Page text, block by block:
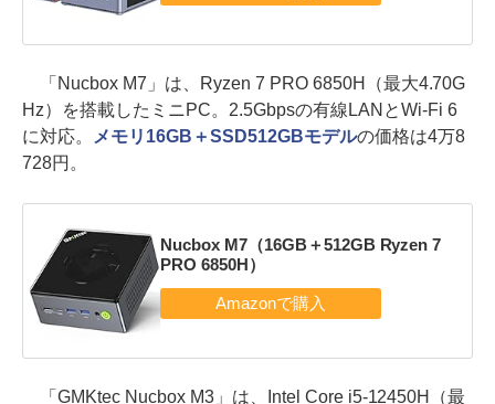
「Nucbox M7」は、Ryzen 7 PRO 6850H（最大4.70G
Hz）を搭載したミニPC。2.5Gbpsの有線LANとWi-Fi 6
に対応。
メモリ16GB＋SSD512GBモデルの価格は4万8
728円。
Nucbox M7（16GB＋512GB Ryzen 7
PRO 6850H）
「GMKtec Nucbox M3」は、Intel Core i5-12450H（最